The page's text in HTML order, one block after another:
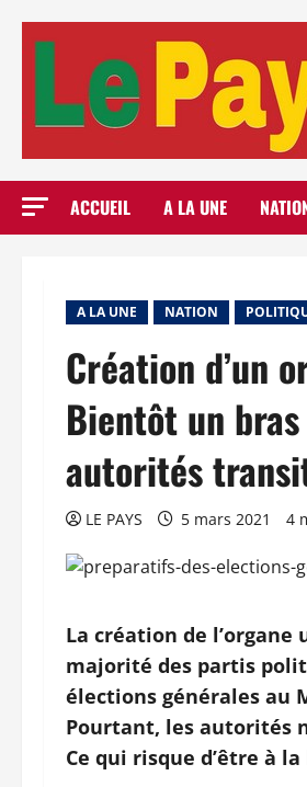
ACCUEIL A LA UNE
A LA UNE NATION
Création d’un
Bientôt un
autorités
LE PAYS 5 mars 2021 4
La création de
majorité des partis
élections générales au
Pourtant, les autorités
Ce qui risque d’être à